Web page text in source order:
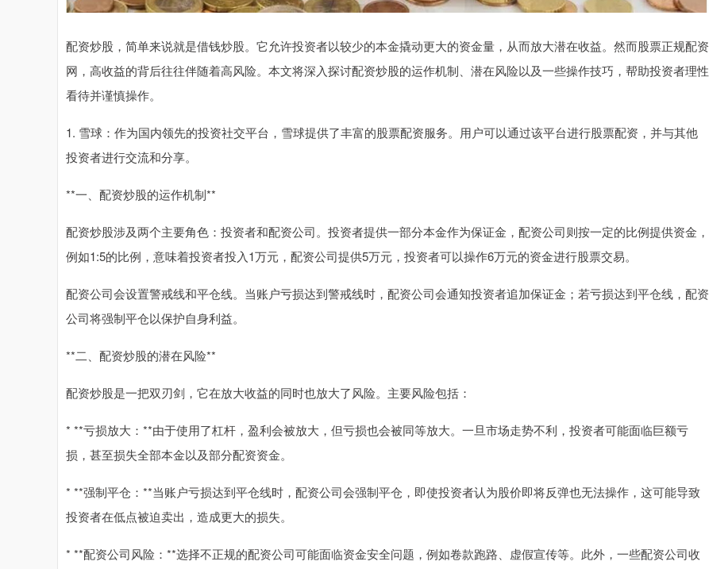
配资炒股，简单来说就是借钱炒股。它允许投资者以较少的本金撬动更大的资金量，从而放大潜在收益。然而股票正规配资
网，高收益的背后往往伴随着高风险。本文将深入探讨配资炒股的运作机制、潜在风险以及一些操作技巧，帮助投资者理性
看待并谨慎操作。
1. 雪球：作为国内领先的投资社交平台，雪球提供了丰富的股票配资服务。用户可以通过该平台进行股票配资，并与其他
投资者进行交流和分享。
**一、配资炒股的运作机制**
配资炒股涉及两个主要角色：投资者和配资公司。投资者提供一部分本金作为保证金，配资公司则按一定的比例提供资金，
例如1:5的比例，意味着投资者投入1万元，配资公司提供5万元，投资者可以操作6万元的资金进行股票交易。
配资公司会设置警戒线和平仓线。当账户亏损达到警戒线时，配资公司会通知投资者追加保证金；若亏损达到平仓线，配资
公司将强制平仓以保护自身利益。
**二、配资炒股的潜在风险**
配资炒股是一把双刃剑，它在放大收益的同时也放大了风险。主要风险包括：
* **亏损放大：**由于使用了杠杆，盈利会被放大，但亏损也会被同等放大。一旦市场走势不利，投资者可能面临巨额亏
损，甚至损失全部本金以及部分配资资金。
* **强制平仓：**当账户亏损达到平仓线时，配资公司会强制平仓，即使投资者认为股价即将反弹也无法操作，这可能导致
投资者在低点被迫卖出，造成更大的损失。
* **配资公司风险：**选择不正规的配资公司可能面临资金安全问题，例如卷款跑路、虚假宣传等。此外，一些配资公司收